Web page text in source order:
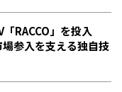
「RACCO」を投入
参入を支える独自技